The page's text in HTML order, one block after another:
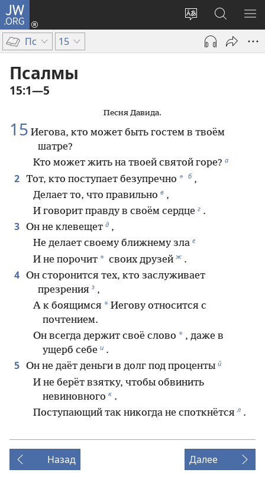
JW.ORG
Изменить
язык
сайта
Войти
(открывается
новом
Поиск
по
jw.org
Пс 15
Псалмы
15:1—5
Песня Давида.
15 Иегова, кто может быть гостем в твоём
шатре?
Кто может жить на твоей святой горе? а
2 Тот, кто поступает безупречно * б ,
Делает то, что правильно в ,
И говорит правду в своём сердце г .
3 Он не клевещет д ,
Не делает своему ближнему зла е
И не порочит * своих друзей ж .
4 Он сторонится тех, кто заслуживает
презрения з ,
А к боящимся * Иегову относится с
почтением.
Он всегда держит своё слово * , даже в
ущерб себе и .
5 Он не даёт деньги в долг под проценты й
И не берёт взятку, чтобы обвинить
невиновного к .
Поступающий так никогда не споткнётся л .
Назад Далее